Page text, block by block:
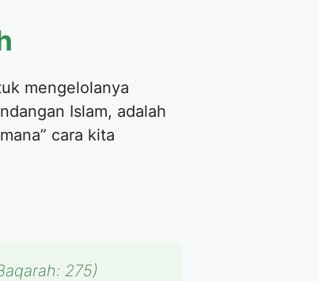
mengelolanya
Islam, adalah
cara kita
275)